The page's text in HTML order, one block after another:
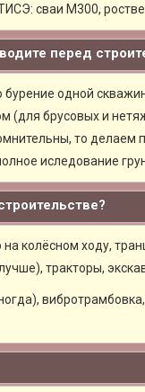
сваи М300,
перед
одной
(для брусовых и
то
иследование
колёсном ходу,
тракторы,